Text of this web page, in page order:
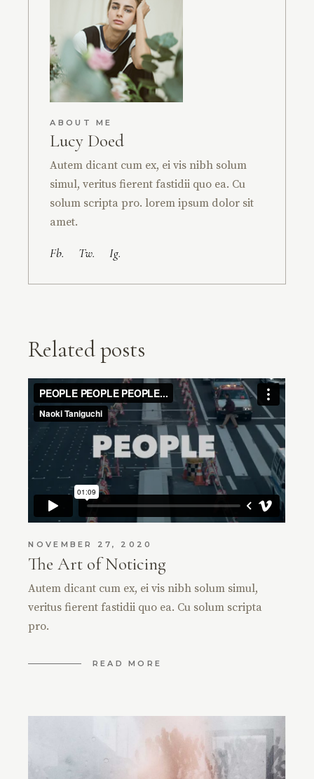
ABOUT ME
Lucy Doed
Autem dicant cum ex, ei vis nibh solum
simul, veritus fierent fastidii quo ea. Cu
solum scripta pro. lorem ipsum dolor sit
amet.
Fb. Tw. Ig.
Related posts
NOVEMBER 27, 2020
The Art of Noticing
Autem dicant cum ex, ei vis nibh solum simul,
veritus fierent fastidii quo ea. Cu solum scripta
pro.
READ MORE